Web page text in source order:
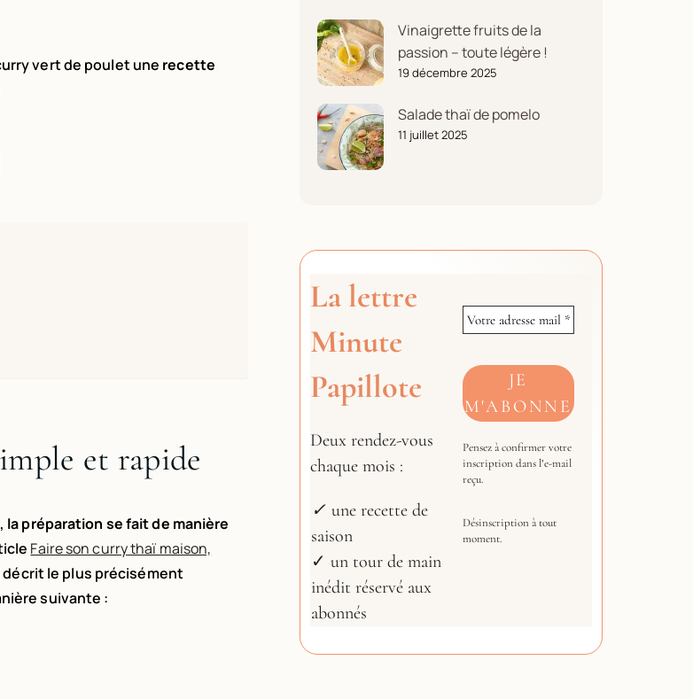
vert de poulet une recette
et rapide
la préparation se fait de manière
Faire son curry thaï maison,
décrit le plus précisément
suivante :
Vinaigrette fruits de la
passion – toute légère !
19 décembre 2025
Salade thaï de pomelo
11 juillet 2025
La lettre
Minute
Papillote
Deux rendez-vous
chaque mois :
✓ une recette de
saison
✓ un tour de main
inédit réservé aux
abonnés
Pensez à confirmer votre
inscription dans l’e-mail
reçu.
Désinscription à tout
moment.